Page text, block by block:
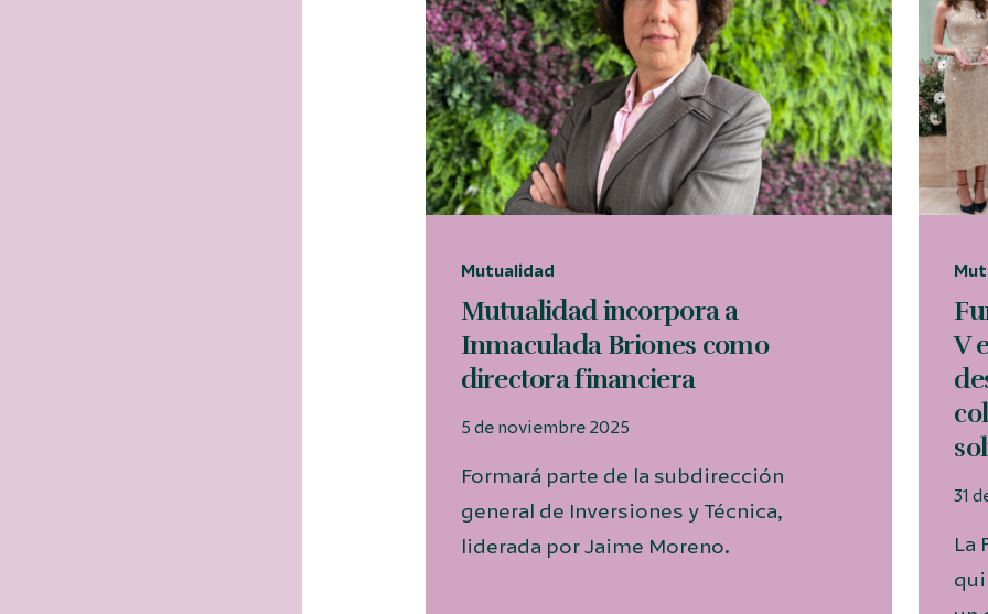
Mutualidad
Mutualidad incorpora a
Inmaculada Briones como
directora financiera
5 de noviembre 2025
Formará parte de la subdirección
general de Inversiones y Técnica,
liderada por Jaime Moreno.
V
31
La